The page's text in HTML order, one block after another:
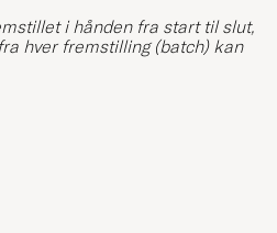
i hånden fra start til slut,
hver fremstilling (batch) kan